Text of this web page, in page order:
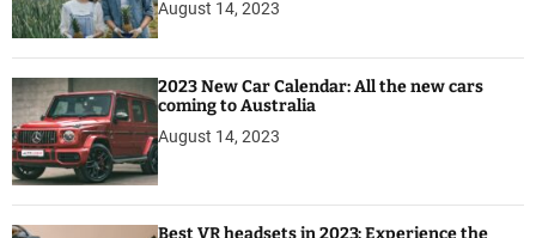
August 14, 2023
2023 New Car Calendar: All the new cars
coming to Australia
August 14, 2023
Best VR headsets in 2023: Experience the